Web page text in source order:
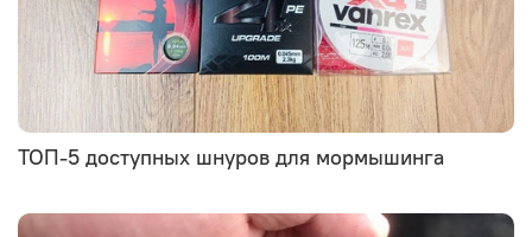
ТОП-5 доступных шнуров для мормышинга